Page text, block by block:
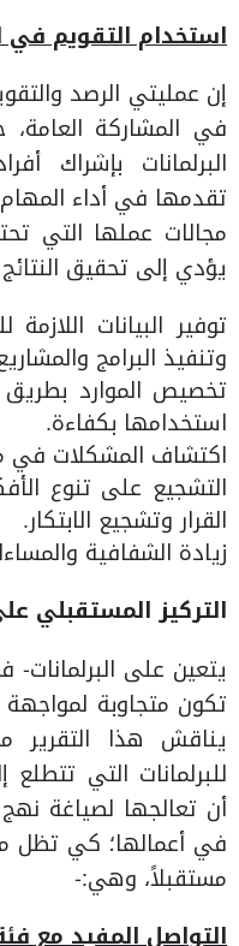
استخدام التقويم في
إن عمليتي الرصد
في المشاركة
البرلمانات بإشراك
تقدمها في أداء
مجالات عملها التي
يؤدي إلى تحقيق النتائج
توفير البيانات
وتنفيذ البرامج
تخصيص الموارد
استخدامها بكفاءة.
اكتشاف المشكلات في
التشجيع على تنوع
القرار وتشجيع الابتكار.
زيادة الشفافية
التركيز المستقبلي
يتعين على البرلمانات-
تكون متجاوبة لمواجهة
يناقش هذا التقرير
للبرلمانات التي
أن تعالجها لصياغة
في أعمالها؛ كي
مستقبلاً، وهي:-
التواصل المفيد مع